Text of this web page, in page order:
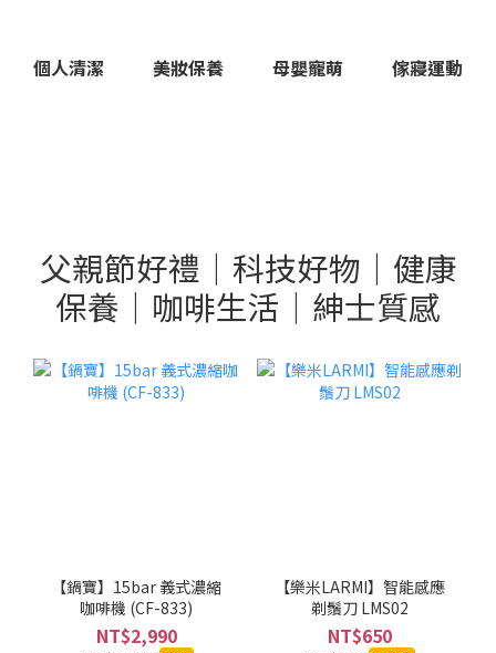
個人清潔 美妝保養 母嬰寵萌 傢寢運動
父親節好禮｜科技好物｜健康
保養｜咖啡生活｜紳士質感
【鍋寶】15bar 義式濃縮
咖啡機 (CF-833)
NT$2,990
【樂米LARMI】智能感應
剃鬚刀 LMS02
NT$650